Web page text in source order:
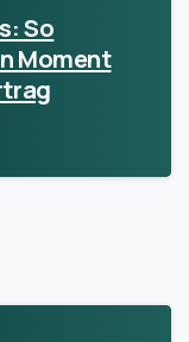
So
Moment